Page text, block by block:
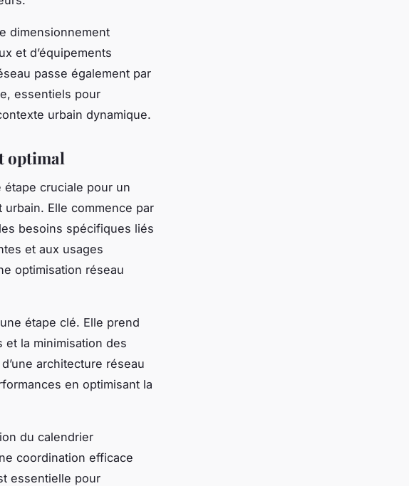
dimensionnement
et d’équipements
passe également par
essentiels pour
urbain dynamique.
optimal
cruciale pour un
Elle commence par
besoins spécifiques liés
et aux usages
optimisation réseau
étape clé. Elle prend
et la minimisation des
architecture réseau
en optimisant la
du calendrier
coordination efficace
essentielle pour